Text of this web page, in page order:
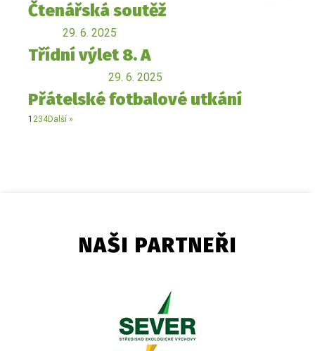
Čtenářská soutěž
29. 6. 2025
Třídní výlet 8. A
29. 6. 2025
Přátelské fotbalové utkání
1 234Další »
NAŠI PARTNEŘI